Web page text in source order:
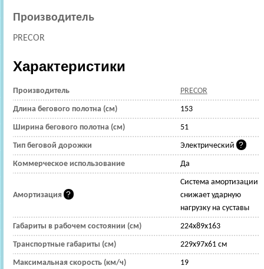
Производитель
PRECOR
Характеристики
Производитель PRECOR
Длина бегового полотна (см) 153
Ширина бегового полотна (см) 51
Тип беговой дорожки Электрический
Коммерческое использование Да
Амортизация
Cистема амортизации
снижает ударную
нагрузку на суставы
Габариты в рабочем состоянии (см) 224x89x163
Транспортные габариты (см) 229x97x61 см
Максимальная скорость (км/ч) 19